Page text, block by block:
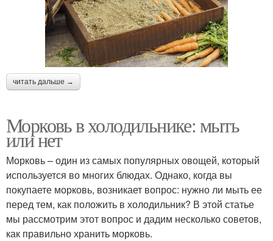
читать дальше →
Морковь в холодильнике: мыть
или нет
Морковь – один из самых популярных овощей, который
используется во многих блюдах. Однако, когда вы
покупаете морковь, возникает вопрос: нужно ли мыть ее
перед тем, как положить в холодильник? В этой статье
мы рассмотрим этот вопрос и дадим несколько советов,
как правильно хранить морковь.